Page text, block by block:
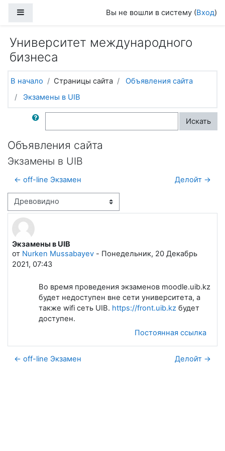
Вы не вошли в систему (Вход)
Университет международного
бизнеса
В начало Страницы сайта
Объявления сайта
Экзамены в UIB
Поиск по форумам Искать
Объявления сайта
Экзамены в UIB
← off-line Экзамен Делойт →
Режим отображения
Экзамены в UIB
от Nurken Mussabayev - Понедельник, 20 Декабрь
2021, 07:43
Количество ответов: 0
Во время проведения экзаменов moodle.uib.kz
будет недоступен вне сети университета, а
также wifi сеть UIB. https://front.uib.kz будет
доступен.
Постоянная ссылка
← off-line Экзамен Делойт →